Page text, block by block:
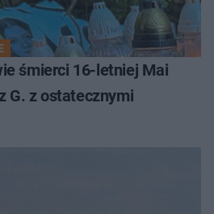
śmierci 16-letniej Mai
G. z ostatecznymi